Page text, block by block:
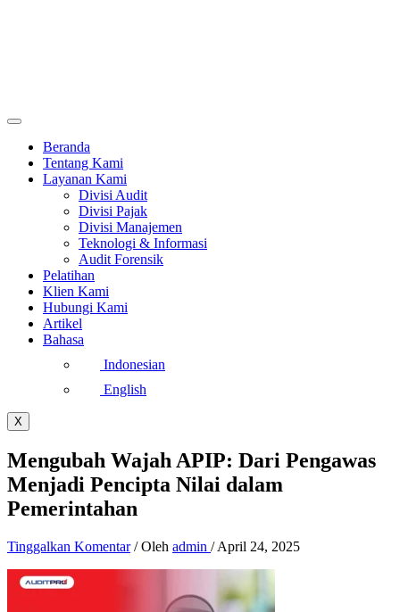
Beranda
Tentang Kami
Layanan Kami
Divisi Audit
Divisi Pajak
Divisi Manajemen
Teknologi & Informasi
Audit Forensik
Pelatihan
Klien Kami
Hubungi Kami
Artikel
Bahasa
Indonesian
English
X
Mengubah Wajah APIP: Dari Pengawas
Menjadi Pencipta Nilai dalam
Pemerintahan
Tinggalkan Komentar / Oleh admin /April 24, 2025